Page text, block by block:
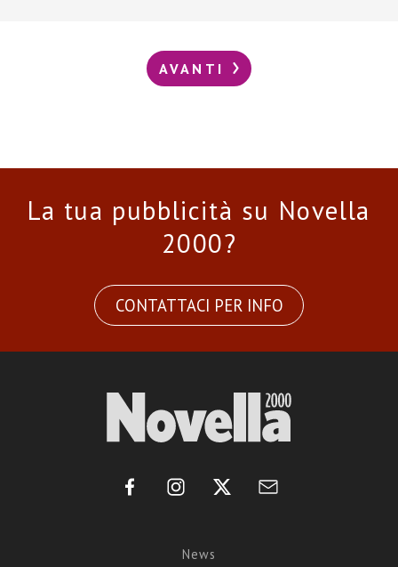
AVANTI
La tua pubblicità su Novella
2000?
CONTATTACI PER INFO
News